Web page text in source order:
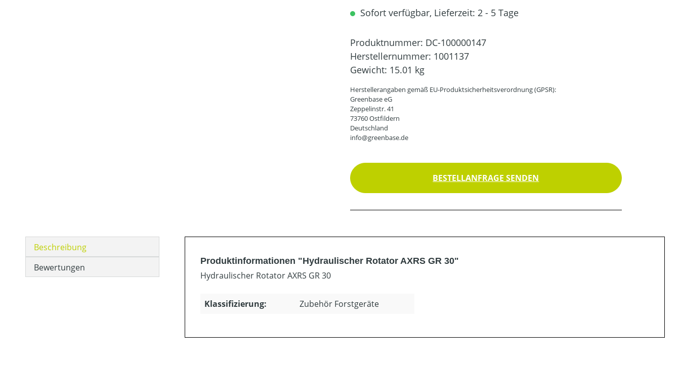
Sofort verfügbar, Lieferzeit: 2 - 5 Tage
Produktnummer: DC-100000147
Herstellernummer: 1001137
Gewicht: 15.01 kg
Herstellerangaben gemäß EU-Produktsicherheitsverordnung (GPSR):
Greenbase eG
Zeppelinstr. 41
73760 Ostfildern
Deutschland
info@greenbase.de
BESTELLANFRAGE SENDEN
Beschreibung
Bewertungen
Produktinformationen "Hydraulischer Rotator AXRS GR 30"
Hydraulischer Rotator AXRS GR 30
Klassifizierung: Zubehör Forstgeräte